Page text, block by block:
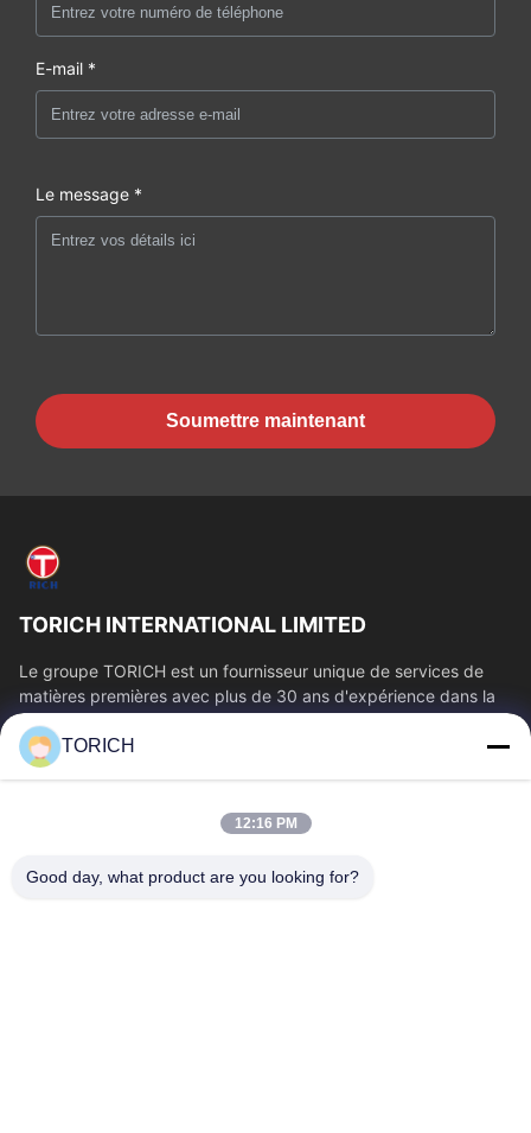
E-mail *
Le message *
Soumettre maintenant
TORICH INTERNATIONAL LIMITED
Le groupe TORICH est un fournisseur unique de services de
matières premières avec plus de 30 ans d'expérience dans la
production, la R&D, le...
Liens Rapides
A Propos De Nous
Visite D'usine
Contrôle De La Qualité
TORICH
12:16 PM
Good day, what product are you looking for?